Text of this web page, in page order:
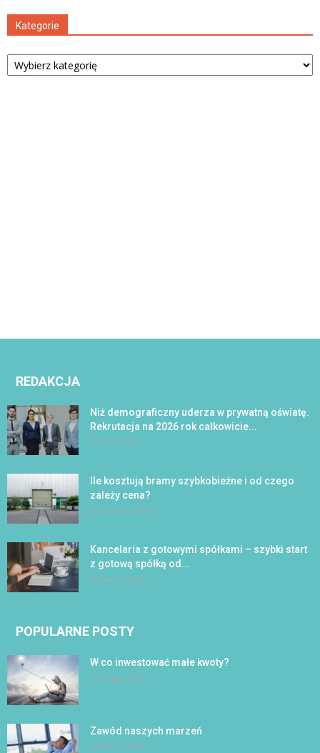
Kategorie
Kategorie
REDAKCJA
Niż demograficzny uderza w prywatną oświatę.
Rekrutacja na 2026 rok całkowicie...
16 lipca 2026
Ile kosztują bramy szybkobieżne i od czego
zależy cena?
28 czerwca 2026
Kancelaria z gotowymi spółkami – szybki start
z gotową spółką od...
31 marca 2026
POPULARNE POSTY
W co inwestować małe kwoty?
17 lutego 2017
Zawód naszych marzeń
30 marca 2017